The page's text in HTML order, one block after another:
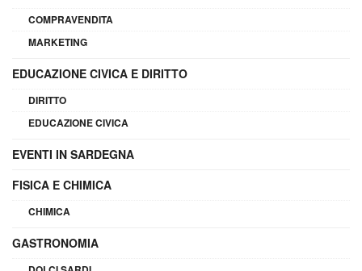
COMPRAVENDITA
MARKETING
EDUCAZIONE CIVICA E DIRITTO
DIRITTO
EDUCAZIONE CIVICA
EVENTI IN SARDEGNA
FISICA E CHIMICA
CHIMICA
GASTRONOMIA